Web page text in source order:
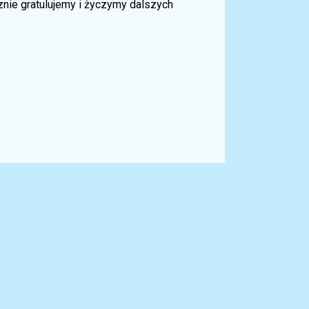
gratulujemy i życzymy dalszych